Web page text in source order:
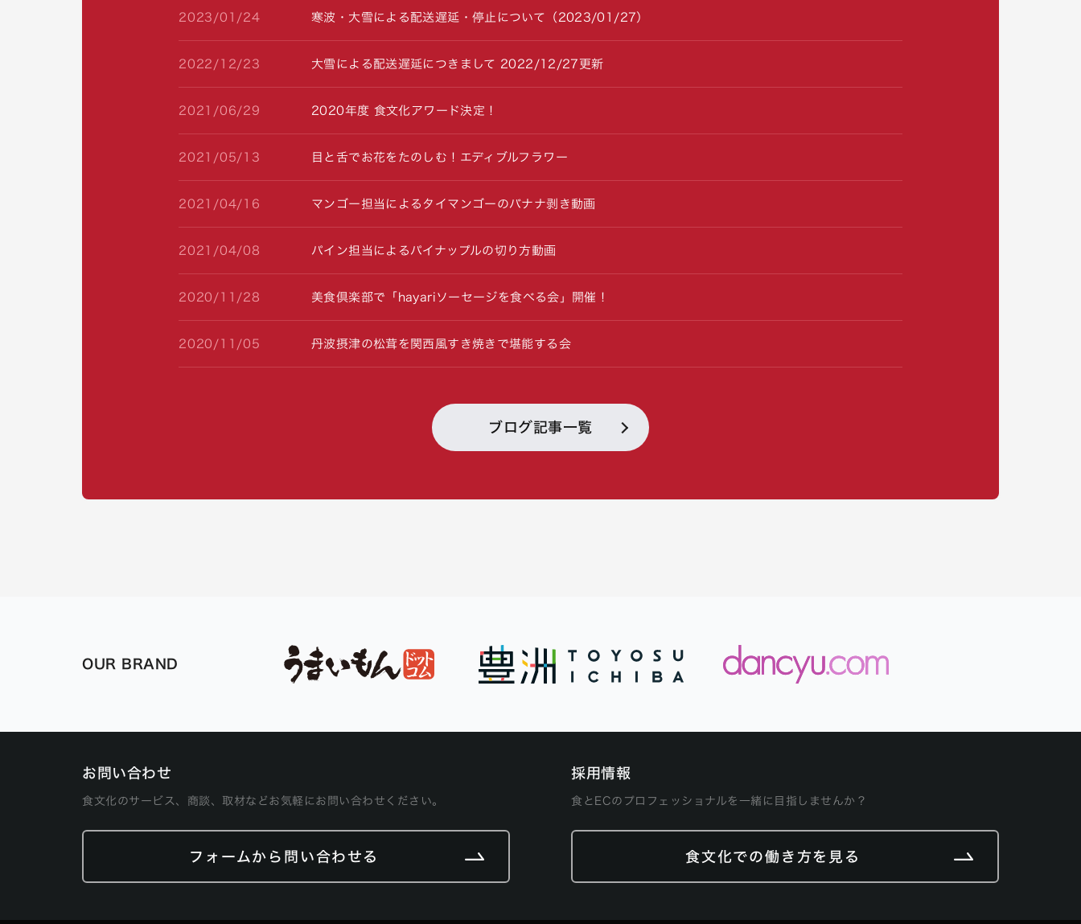
2023/01/24 寒波・大雪による配送遅延・停止について（2023/01/27）
2022/12/23 大雪による配送遅延につきまして 2022/12/27更新
2021/06/29 2020年度 食文化アワード決定！
2021/05/13 目と舌でお花をたのしむ！エディブルフラワー
2021/04/16 マンゴー担当によるタイマンゴーのバナナ剥き動画
2021/04/08 パイン担当によるパイナップルの切り方動画
2020/11/28 美食倶楽部で「hayariソーセージを食べる会」開催！
2020/11/05 丹波摂津の松茸を関西風すき焼きで堪能する会
ブログ記事一覧
OUR BRAND
お問い合わせ
食文化のサービス、商談、取材などお気軽にお問い合わせください。
フォームから問い合わせる
採用情報
食とECのプロフェッショナルを一緒に目指しませんか？
食文化での働き方を見る